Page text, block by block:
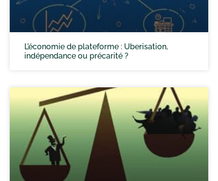
L’économie de plateforme : Uberisation,
indépendance ou précarité ?